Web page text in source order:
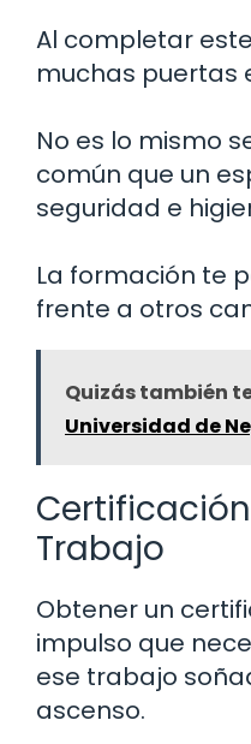
Al completar
muchas puertas
No es lo mismo
común que un
seguridad e
La formación te
frente a otros
Quizás también
Universidad de
Trabajo
Obtener un
impulso que
ese trabajo
ascenso.